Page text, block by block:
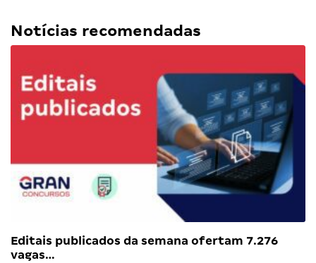
Notícias recomendadas
Editais publicados da semana ofertam 7.276
vagas…